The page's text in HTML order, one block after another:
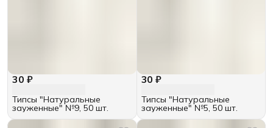
30 ₽
Типсы "Натуральные
зауженные" №9, 50 шт.
30 ₽
Типсы "Натуральные
зауженные" №5, 50 шт.